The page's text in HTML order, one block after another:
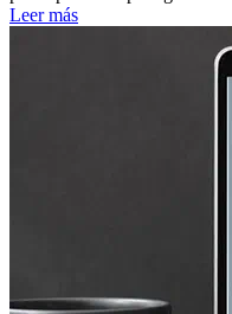
Leer más